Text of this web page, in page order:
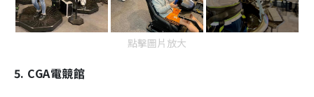
點擊圖片放大
5. CGA電競館